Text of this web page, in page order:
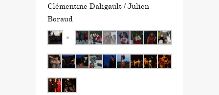
Clémentine Daligault / Julien
Boraud